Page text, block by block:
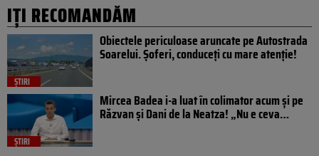
IȚI RECOMANDĂM
ȘTIRI
Obiectele periculoase aruncate pe Autostrada
Soarelui. Șoferi, conduceți cu mare atenție!
ȘTIRI
Mircea Badea i-a luat în colimator acum și pe
Răzvan și Dani de la Neatza! „Nu e ceva…